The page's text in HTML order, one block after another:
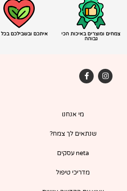
צמחים ומוצרים באיכות הכי
גבוהה
איתכם ובשבילכם
I
n
s
F
a
c
o
-
f
מי אנחנו
שנתאים לך צמח?
neta עסקים
מדריכי טיפול